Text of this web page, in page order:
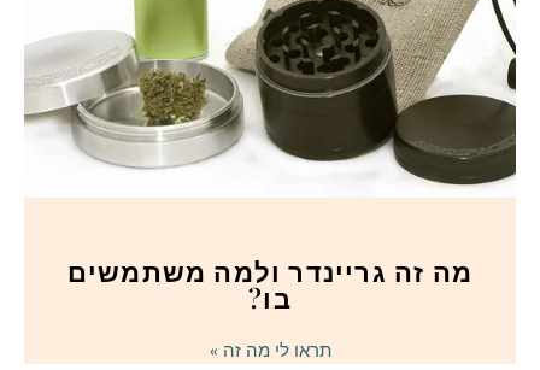
מה זה גריינדר ולמה משתמשים
בו?
תראו לי מה זה »